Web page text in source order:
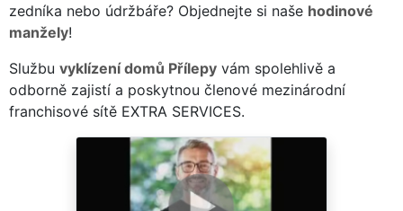
zedníka nebo údržbáře? Objednejte si naše hodinové
manžely!
Službu vyklízení domů Přílepy vám spolehlivě a
odborně zajistí a poskytnou členové mezinárodní
franchisové sítě EXTRA SERVICES.